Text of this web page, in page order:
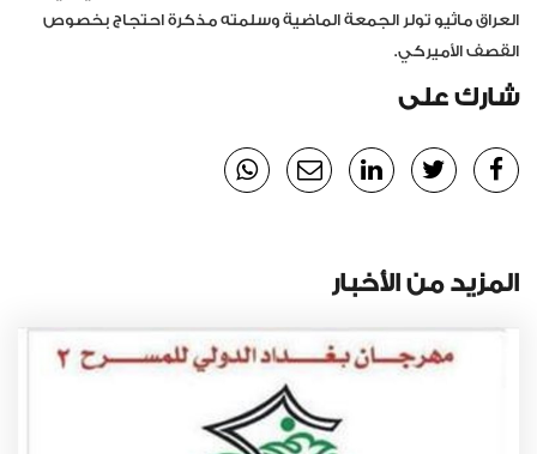
العراق ماثيو تولر الجمعة الماضية وسلمته مذكرة احتجاج بخصوص
القصف الأميركي.
شارك على
المزيد من الأخبار